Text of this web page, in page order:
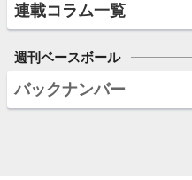
連載コラム一覧
週刊ベースボール
バックナンバー